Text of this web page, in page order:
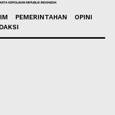
PEMERINTAHAN
OPINI